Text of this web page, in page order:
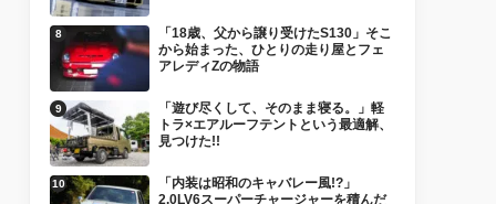
「18歳、父から譲り受けたS130」そこ
から始まった、ひとりの走り屋とフェ
アレディZの物語
「遊び尽くして、そのまま寝る。」軽
トラ×エアルーフテントという最適解、
見つけた!!
「内装は昭和のキャバレー風!?」
2.0LV6スーパーチャージャーを積んだ